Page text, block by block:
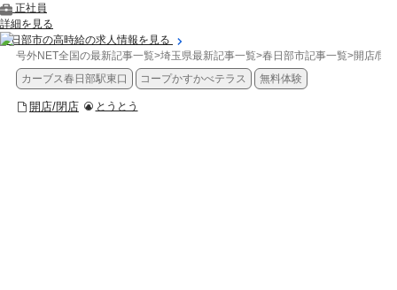
正社員
詳細を見る
春日部市の高時給の求人情報を見る
号外NET全国の最新記事一覧>埼玉県最新記事一覧>春日部市記事一覧>開店/閉
カーブス春日部駅東口
コープかすかべテラス 無料体験
開店/閉店 とうとう